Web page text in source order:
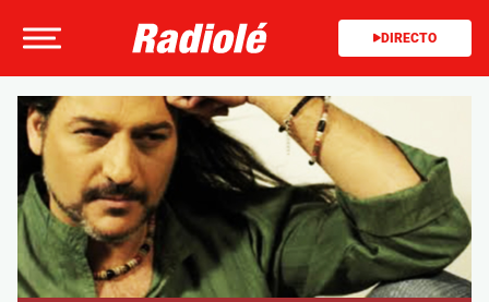
DIRECTO